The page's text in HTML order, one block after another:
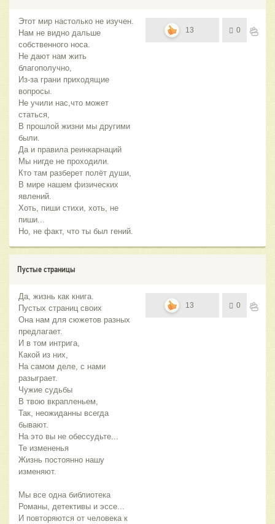
Этот мир настолько не изучен.
Нам не видно дальше
собственного носа.
Не дают нам жить
благополучно,
Из-за грани приходящие
вопросы.
Не учили нас,что может
статься,
В прошлой жизни мы другими
были.
Да и правила реинкарнаций
Мы нигде не проходили.
Кто там разберет полёт души,
В мире нашем физических
явлений.
Хоть, пиши стихи, хоть, не
пиши...
Но, не факт, что ты был гений.
13 0
Пустые страницы
Да, жизнь как книга.
Пустых страниц своих
Она нам для сюжетов разных
предлагает.
И в том интрига,
Какой из них,
На самом деле, с нами
разыграет.
Чужие судьбы
В твою вкрапленьем,
Так, неожиданны всегда
бывают.
На это вы не обессудьте...
Те измененья
Жизнь постоянно нашу
изменяют.
Мы все одна библиотека
Романы, детективы и эссе...
И повторяются от человека к
13 0